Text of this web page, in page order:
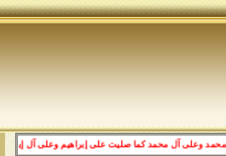
محمد كما صليت على إبراهيم وعلى آل إبراهيم إنك